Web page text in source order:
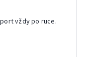
vždy po ruce.